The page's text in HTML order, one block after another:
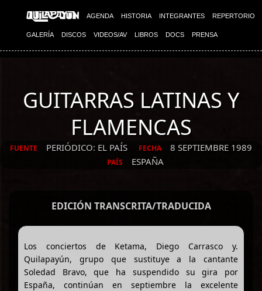
AGENDA HISTORIA INTEGRANTES REPERTORIO
GALERÍA DISCOS VIDEOS/AV LIBROS DOCS PRENSA
GUITARRAS LATINAS Y
FLAMENCAS
FUENTE PERIÓDICO: EL PAÍS FECHA 8 SEPTIEMBRE 1989
PAÍS ESPAÑA
EDICIÓN TRANSCRITA/TRADUCIDA
Los conciertos de Ketama, Diego Carrasco y.
Quilapayún, grupo que sustituye a la cantante
Soledad Bravo, que ha suspendido su gira por
España, continúan en septiembre la excelente